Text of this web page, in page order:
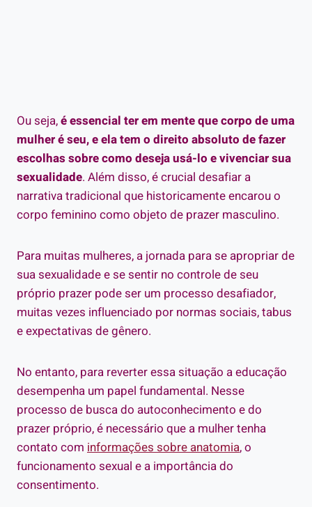
Ou seja,é essencial ter em mente que corpo de uma
mulher é seu, e ela tem o direito absoluto de fazer
escolhas sobre como deseja usá-lo e vivenciar sua
sexualidade. Além disso, é crucial desafiar a
narrativa tradicional que historicamente encarou o
corpo feminino como objeto de prazer masculino.
Para muitas mulheres, a jornada para se apropriar de
sua sexualidade e se sentir no controle de seu
próprio prazer pode ser um processo desafiador,
muitas vezes influenciado por normas sociais, tabus
e expectativas de gênero.
No entanto, para reverter essa situação a educação
desempenha um papel fundamental. Nesse
processo de busca do autoconhecimento e do
prazer próprio, é necessário que a mulher tenha
contato com informações sobre anatomia, o
funcionamento sexual e a importância do
consentimento.